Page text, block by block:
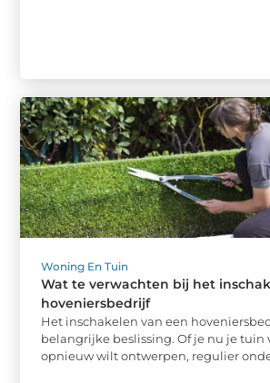
Woning En Tuin
Wat te verwachten bij het
hoveniersbedrijf
Het inschakelen van een
belangrijke beslissing. Of je nu je tuin
opnieuw wilt ontwerpen, regulier